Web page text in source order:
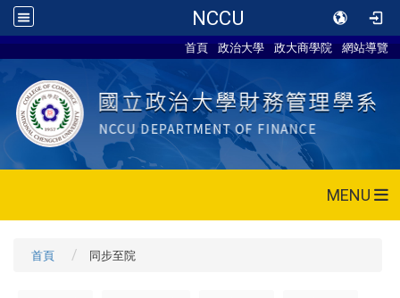
NCCU
首頁 政治大學 政大商學院 網站導覽
MENU
首頁 同步至院